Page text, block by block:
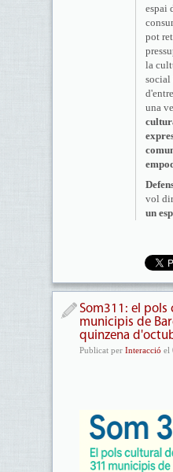
espai
pot
la
social
una
vol
un
Som311: el pols
municipis de
quinzena
Publicat per Interacció el